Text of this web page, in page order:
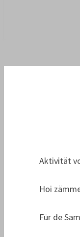
Aktivität
Hoi
Für de